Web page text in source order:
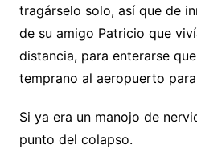
tragárselo solo, así que de
de su amigo Patricio que
distancia, para enterarse
temprano al aeropuerto
Si ya era un manojo de
punto del colapso.